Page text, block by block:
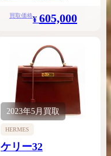
買取価格¥ 605,000
2023年5月買取
HERMES
ケリー32